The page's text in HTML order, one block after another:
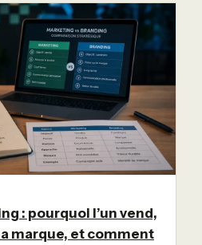
: pourquoi l’un vend,
marque, et comment